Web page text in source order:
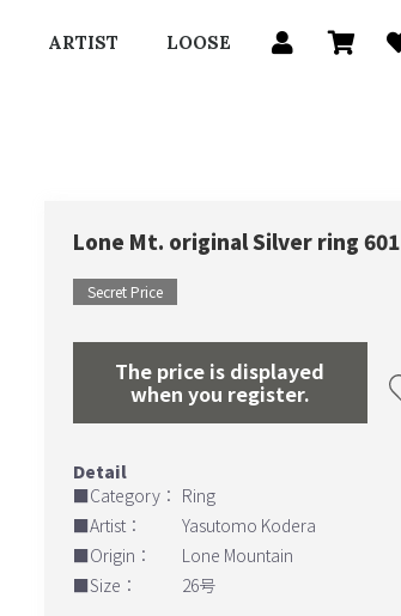
ARTIST LOOSE
Lone Mt. original Silver ring 601
Secret Price
The price is displayed
when you register.
■Category： Ring
■Artist：
Yasutomo Kodera
■Origin：
Lone Mountain
■Size：
26号